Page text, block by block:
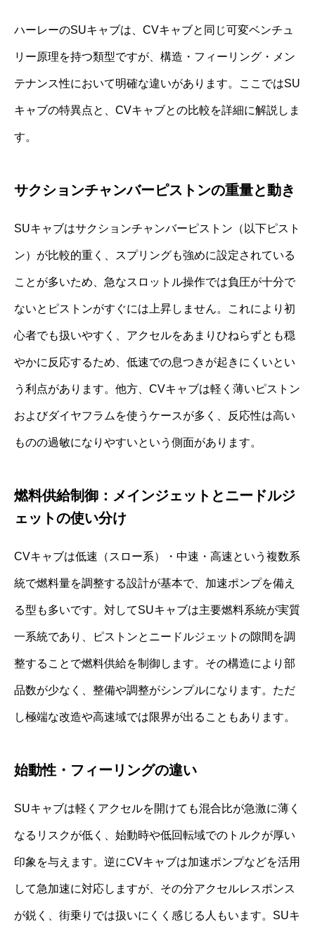
ハーレーのSUキャブは、CVキャブと同じ可変ベンチュ
リー原理を持つ類型ですが、構造・フィーリング・メン
テナンス性において明確な違いがあります。ここではSU
キャブの特異点と、CVキャブとの比較を詳細に解説しま
す。
サクションチャンバーピストンの重量と動き
SUキャブはサクションチャンバーピストン（以下ピスト
ン）が比較的重く、スプリングも強めに設定されている
ことが多いため、急なスロットル操作では負圧が十分で
ないとピストンがすぐには上昇しません。これにより初
心者でも扱いやすく、アクセルをあまりひねらずとも穏
やかに反応するため、低速での息つきが起きにくいとい
う利点があります。他方、CVキャブは軽く薄いピストン
およびダイヤフラムを使うケースが多く、反応性は高い
ものの過敏になりやすいという側面があります。
燃料供給制御：メインジェットとニードルジ
ェットの使い分け
CVキャブは低速（スロー系）・中速・高速という複数系
統で燃料量を調整する設計が基本で、加速ポンプを備え
る型も多いです。対してSUキャブは主要燃料系統が実質
一系統であり、ピストンとニードルジェットの隙間を調
整することで燃料供給を制御します。その構造により部
品数が少なく、整備や調整がシンプルになります。ただ
し極端な改造や高速域では限界が出ることもあります。
始動性・フィーリングの違い
SUキャブは軽くアクセルを開けても混合比が急激に薄く
なるリスクが低く、始動時や低回転域でのトルクが厚い
印象を与えます。逆にCVキャブは加速ポンプなどを活用
して急加速に対応しますが、その分アクセルレスポンス
が鋭く、街乗りでは扱いにくく感じる人もいます。SUキ